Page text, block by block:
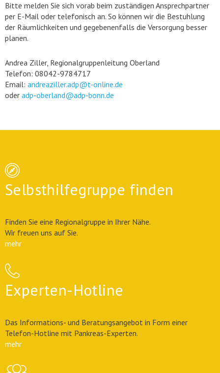
Bitte melden Sie sich vorab beim zuständigen Ansprechpartner
per E-Mail oder telefonisch an. So können wir die Bestuhlung
der Räumlichkeiten und gegebenenfalls die Versorgung besser
planen.
Andrea Ziller, Regionalgruppenleitung Oberland
Telefon: 08042-9784717
Email: andreaziller.adp@t-online.de
oder adp-oberland@adp-bonn.de
Selbsthilfegruppe finden
Finden Sie eine Regionalgruppe in Ihrer Nähe.
Wir freuen uns auf Sie.
mehr
Experten-Hotline
Das Informations- und Beratungsangebot in Form einer
Telefon-Hotline mit Pankreas-Experten.
mehr